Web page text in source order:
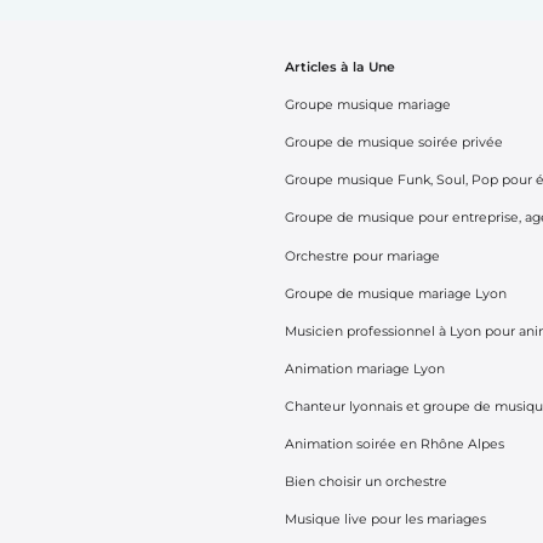
Articles à la Une
Groupe musique mariage
Groupe de musique soirée privée
Groupe musique Funk, Soul, Pop pour
Groupe de musique pour entreprise,
Orchestre pour mariage
Groupe de musique mariage Lyon
Musicien professionnel à Lyon pour
Animation mariage Lyon
Chanteur lyonnais et groupe de
Animation soirée en Rhône Alpes
Bien choisir un orchestre
Musique live pour les mariages